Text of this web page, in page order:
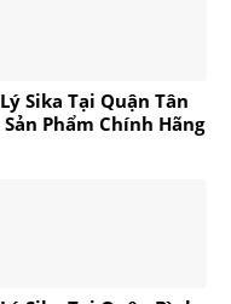
Sika Tại Quận Tân
Sản Phẩm Chính Hãng